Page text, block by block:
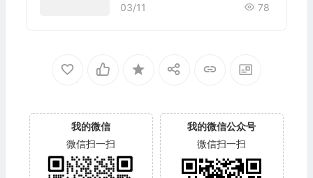
03/11 78
我的微信
微信扫一扫
我的微信公众号
微信扫一扫